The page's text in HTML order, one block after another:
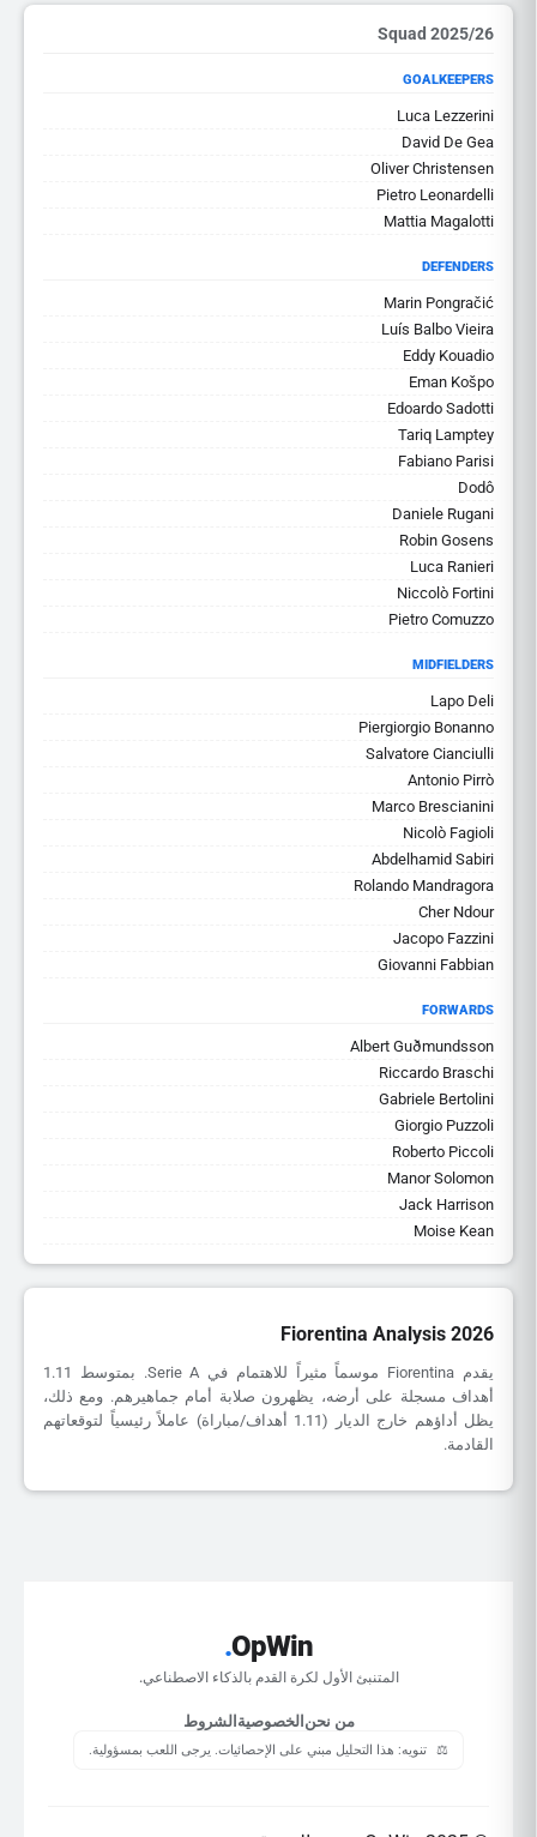
2025/26 Squad
GOALKEEPERS
Luca Lezzerini
David De Gea
Oliver Christensen
Pietro Leonardelli
Mattia Magalotti
DEFENDERS
Marin Pongračić
Luís Balbo Vieira
Eddy Kouadio
Eman Košpo
Edoardo Sadotti
Tariq Lamptey
Fabiano Parisi
Dodô
Daniele Rugani
Robin Gosens
Luca Ranieri
Niccolò Fortini
Pietro Comuzzo
MIDFIELDERS
Lapo Deli
Piergiorgio Bonanno
Salvatore Cianciulli
Antonio Pirrò
Marco Brescianini
Nicolò Fagioli
Abdelhamid Sabiri
Rolando Mandragora
Cher Ndour
Jacopo Fazzini
Giovanni Fabbian
FORWARDS
Albert Guðmundsson
Riccardo Braschi
Gabriele Bertolini
Giorgio Puzzoli
Roberto Piccoli
Manor Solomon
Jack Harrison
Moise Kean
Fiorentina Analysis 2026
يقدم Fiorentina موسماً مثيراً للاهتمام في Serie A. بمتوسط 1.11
أهداف مسجلة على أرضه، يظهرون صلابة أمام جماهيرهم. ومع ذلك،
يظل أداؤهم خارج الديار (1.11 أهداف/مباراة) عاملاً رئيسياً لتوقعاتهم
القادمة.
OpWin
.
المتنبئ الأول لكرة القدم بالذكاء الاصطناعي.
من نحن الخصوصية الشروط
⚖️ تنويه: هذا التحليل مبني على الإحصائيات. يرجى اللعب بمسؤولية.